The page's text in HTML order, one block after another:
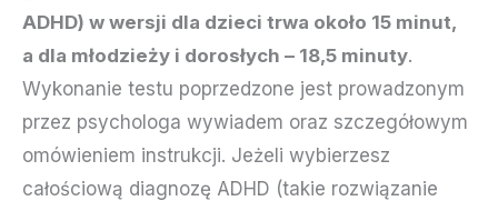
ADHD) w wersji dla dzieci trwa około 15 minut,
a dla młodzieży i dorosłych – 18,5 minuty.
Wykonanie testu poprzedzone jest prowadzonym
przez psychologa wywiadem oraz szczegółowym
omówieniem instrukcji. Jeżeli wybierzesz
całościową diagnozę ADHD (takie rozwiązanie